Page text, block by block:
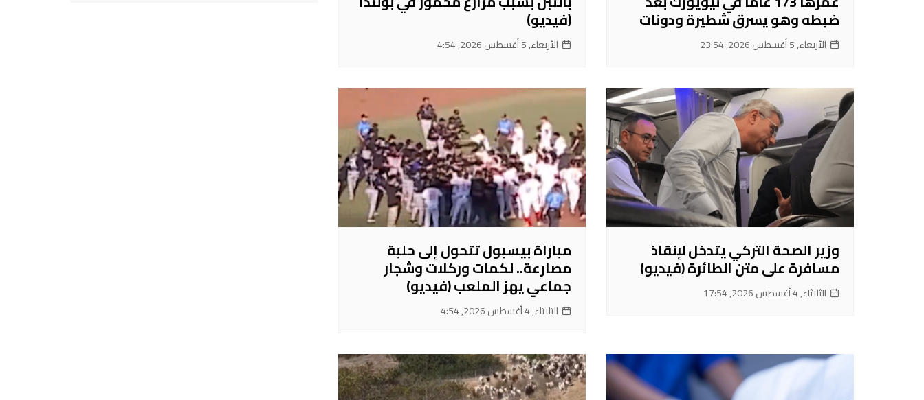
ضبطه وهو يسرق شطيرة ودونات
الأربعاء, 5 أغسطس 2026, 23:54
(فيديو)
الأربعاء, 5 أغسطس 2026, 4:54
وزير الصحة التركي يتدخل لإنقاذ
مسافرة على متن الطائرة (فيديو)
الثلاثاء, 4 أغسطس 2026, 17:54
مباراة بيسبول تتحول إلى حلبة
مصارعة.. لكمات وركلات وشجار
جماعي يهز الملعب (فيديو)
الثلاثاء, 4 أغسطس 2026, 4:54